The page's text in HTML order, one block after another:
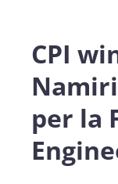
CPI
per la